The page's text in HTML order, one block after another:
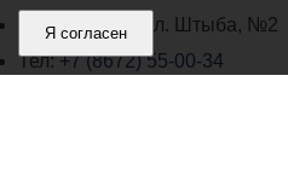
Владикавказ, пл. Штыба, №2
Тел:+7 (8672) 55-00-34
Я согласен